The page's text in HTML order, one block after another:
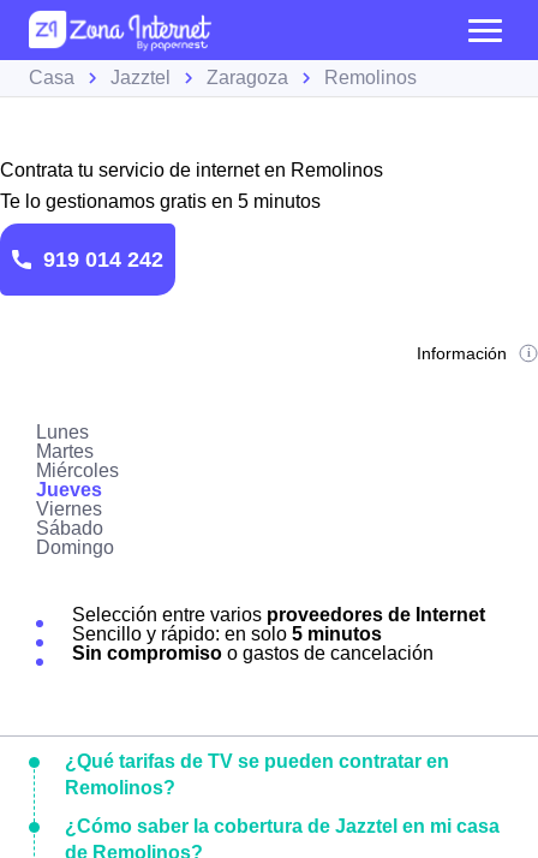
Casa Jazztel Zaragoza Remolinos
Contrata tu servicio de internet en Remolinos
Te lo gestionamos gratis en 5 minutos
919 014 242
Información
Lunes
Martes
Miércoles
Jueves
Viernes
Sábado
Domingo
Selección entre varios proveedores de Internet
Sencillo y rápido: en solo 5 minutos
Sin compromiso o gastos de cancelación
¿Qué tarifas de TV se pueden contratar en
Remolinos?
¿Cómo saber la cobertura de Jazztel en mi casa
de Remolinos?